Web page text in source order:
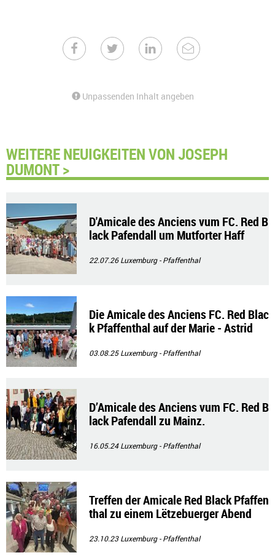
Unpassenden Inhalt angeben
WEITERE NEUIGKEITEN VON JOSEPH
DUMONT >
D'Amicale des Anciens vum FC. Red B
lack Pafendall um Mutforter Haff
22.07.26Luxemburg - Pfaffenthal
Die Amicale des Anciens FC. Red Blac
k Pfaffenthal auf der Marie - Astrid
03.08.25Luxemburg - Pfaffenthal
D’Amicale des Anciens vum FC. Red B
lack Pafendall zu Mainz.
16.05.24Luxemburg - Pfaffenthal
Treffen der Amicale Red Black Pfaffen
thal zu einem Lëtzebuerger Abend
23.10.23Luxemburg - Pfaffenthal